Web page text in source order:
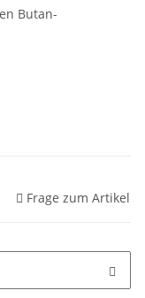
Butan-
Frage zum Artikel